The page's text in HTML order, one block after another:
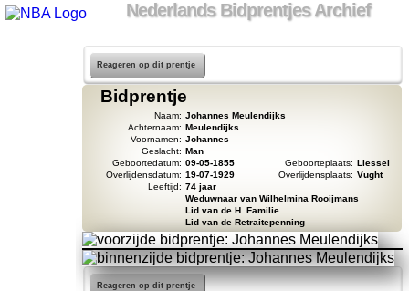
Nederlands Bidprentjes Archief
Reageren op dit prentje
Bidprentje
Naam: Johannes Meulendijks
Achternaam: Meulendijks
Voornamen: Johannes
Geslacht: Man
Geboortedatum: 09-05-1855 Geboorteplaats: Liessel
Overlijdensdatum: 19-07-1929 Overlijdensplaats: Vught
Leeftijd: 74 jaar
Weduwnaar van Wilhelmina Rooijmans
Lid van de H. Familie
Lid van de Retraitepenning
Reageren op dit prentje